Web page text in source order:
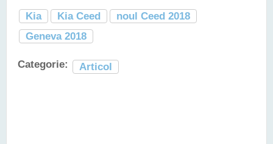
Kia
Kia Ceed
noul Ceed 2018
Geneva 2018
Categorie: Articol